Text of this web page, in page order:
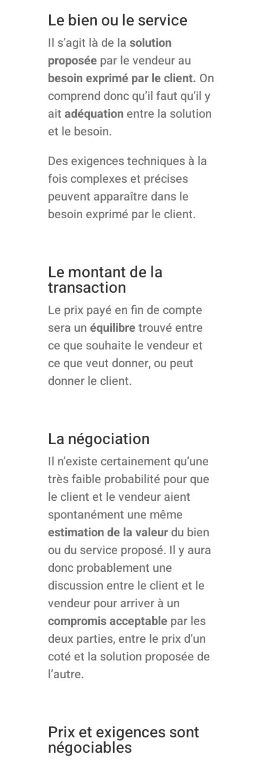
Le bien ou le service
Il s’agit là de la solution
proposéepar le vendeur au
besoin exprimé par le client. On
comprend donc qu’il faut qu’il y
ait adéquationentre la solution
et le besoin.
Des exigences techniques à la
fois complexes et précises
peuvent apparaître dans le
besoin exprimé par le client.
Le montant de la
transaction
Le prix payé en fin de compte
sera un équilibretrouvé entre
ce que souhaite le vendeur et
ce que veut donner, ou peut
donner le client.
La négociation
Il n’existe certainement qu’une
très faible probabilité pour que
le client et le vendeur aient
spontanément une même
estimation de la valeurdu bien
ou du service proposé. Il y aura
donc probablement une
discussion entre le client et le
vendeur pour arriver à un
compromis acceptablepar les
deux parties, entre le prix d’un
coté et la solution proposée de
l’autre.
Prix et exigences sont
négociables